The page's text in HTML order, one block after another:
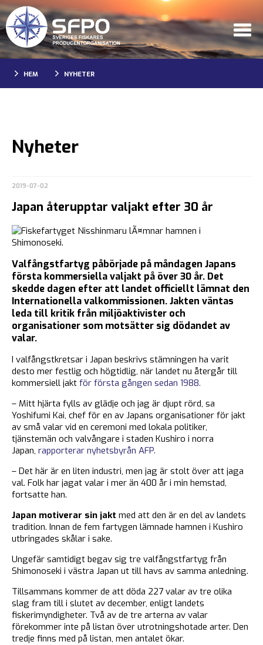
HEM NYHETER
Nyheter
2019-07-02
Japan återupptar valjakt efter 30 år
Valfångstfartyg påbörjade på måndagen Japans
första kommersiella valjakt på över 30 år. Det
skedde dagen efter att landet officiellt lämnat den
Internationella valkommissionen. Jakten väntas
leda till kritik från miljöaktivister och
organisationer som motsätter sig dödandet av
valar.
I valfångstkretsar i Japan beskrivs stämningen ha varit
desto mer festlig och högtidlig, när landet nu återgår till
kommersiell jakt för första gången sedan 1988.
– Mitt hjärta fylls av glädje och jag är djupt rörd, sa
Yoshifumi Kai, chef för en av Japans organisationer för jakt
av små valar vid en ceremoni med lokala politiker,
tjänstemän och valvångare i staden Kushiro i norra
Japan, rapporterar nyhetsbyrån AFP.
– Det här är en liten industri, men jag är stolt över att jaga
val. Folk har jagat valar i mer än 400 år i min hemstad,
fortsatte han.
Japan motiverar sin jakt med att den är en del av landets
tradition. Innan de fem fartygen lämnade hamnen i Kushiro
utbringades skålar i sake.
Ungefär samtidigt begav sig tre valfångstfartyg från
Shimonoseki i västra Japan ut till havs av samma anledning.
Tillsammans kommer de att döda 227 valar av tre olika
slag fram till i slutet av december, enligt landets
fiskerimyndigheter. Två av de tre arterna av valar
förekommer inte på listan över utrotningshotade arter. Den
tredje finns med på listan, men antalet ökar.